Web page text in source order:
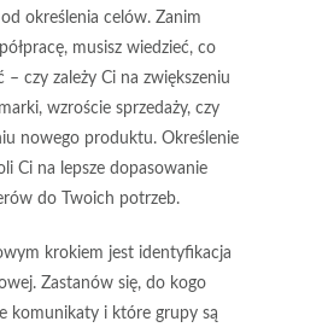
określenia celów. Zanim
musisz wiedzieć, co
– czy zależy Ci na zwiększeniu
wzroście sprzedaży, czy
nowego produktu. Określenie
Ci na lepsze dopasowanie
do Twoich potrzeb.
krokiem jest identyfikacja
. Zastanów się, do kogo
komunikaty i które grupy są